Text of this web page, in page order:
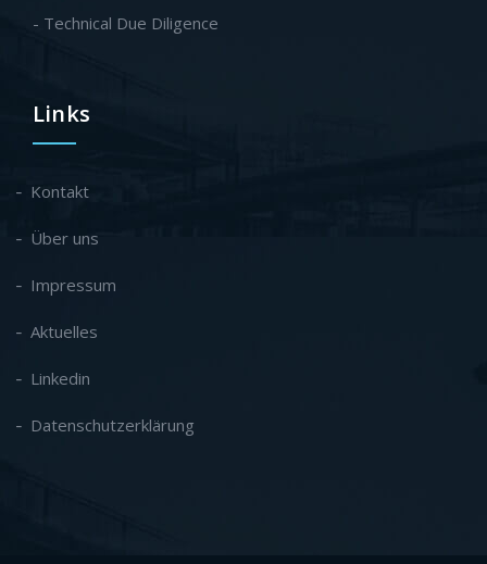
- Technical Due Diligence
Links
Kontakt
Über uns
Impressum
Aktuelles
Linkedin
Datenschutzerklärung